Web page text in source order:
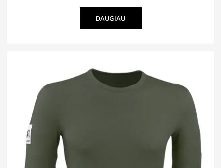
DAUGIAU